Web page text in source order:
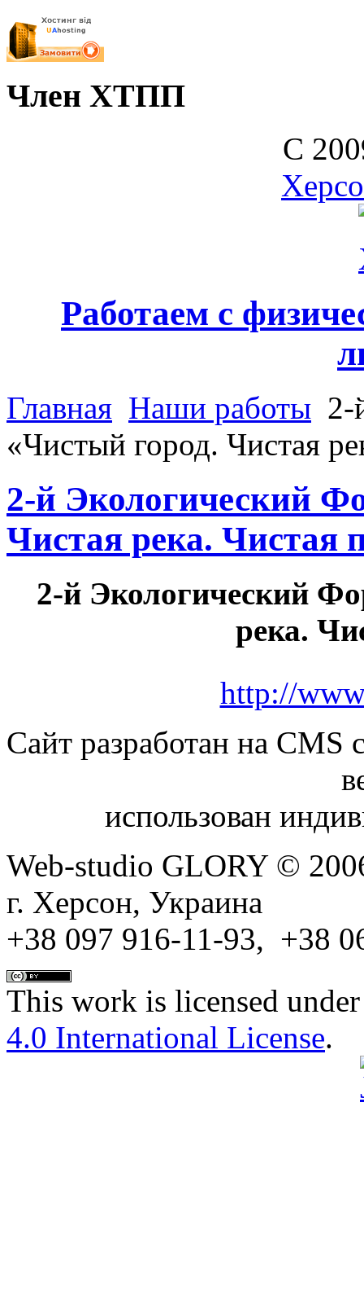
Член ХТПП
С
Работаем с
Главная Наши работы 2-
«Чистый город. Чистая
2-й Экологический
Чистая река. Чистая
2-й Экологический
река.
http://
Сайт разработан на CMS
использован
Web-studio GLORY ©
г. Херсон, Украина
+38 097 916-11-93, +38
This work is licensed
4.0 International License.